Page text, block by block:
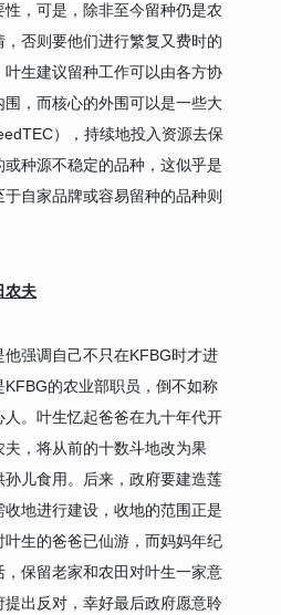
，可是，除非至今留种仍是农
否则要他们进行繁复又费时的
生建议留种工作可以由各方协
，而核心的外围可以是一些大
），持续地投入资源去保
种源不稳定的品种，这似乎是
自家品牌或容易留种的品种则
农夫
强调自己不只在KFBG时才进
的农业部职员，倒不如称
。叶生忆起爸爸在九十年代开
，将从前的十数斗地改为果
儿食用。后来，政府要建造莲
地进行建设，收地的范围正是
生的爸爸已仙游，而妈妈年纪
保留老家和农田对叶生一家意
提出反对，幸好最后政府愿意聆